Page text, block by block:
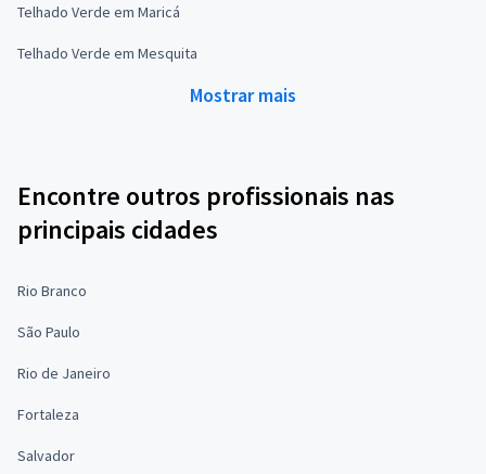
Telhado Verde em Maricá
Telhado Verde em Mesquita
Mostrar mais
Encontre outros profissionais nas
principais cidades
Rio Branco
São Paulo
Rio de Janeiro
Fortaleza
Salvador